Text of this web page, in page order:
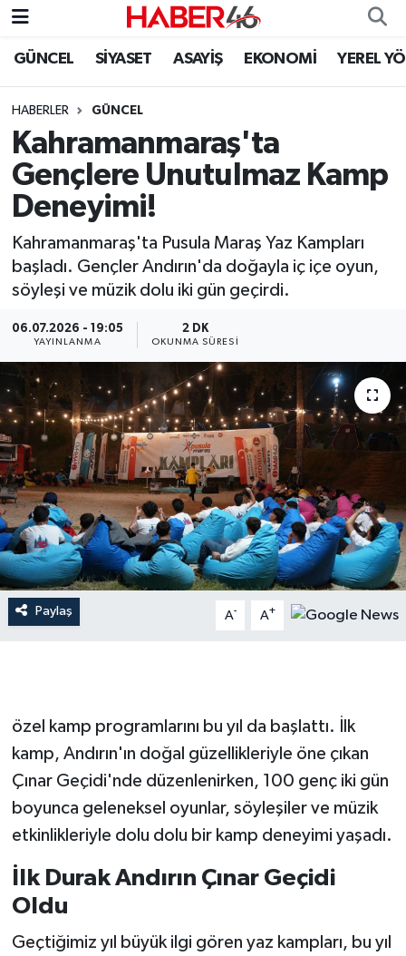
GÜNCEL SİYASET ASAYİŞ EKONOMİ YEREL
HABERLER GÜNCEL
Kahramanmaraş'ta
Gençlere Unutulmaz Kamp
Deneyimi!
Kahramanmaraş'ta Pusula Maraş Yaz Kampları
başladı. Gençler Andırın'da doğayla iç içe oyun,
söyleşi ve müzik dolu iki gün geçirdi.
06.07.2026 - 19:05
YAYINLANMA
2 DK
OKUNMA SÜRESI
Paylaş A- A+
özel kamp programlarını bu yıl da başlattı. İlk
kamp, Andırın'ın doğal güzellikleriyle öne çıkan
Çınar Geçidi'nde düzenlenirken, 100 genç iki gün
boyunca geleneksel oyunlar, söyleşiler ve müzik
etkinlikleriyle dolu dolu bir kamp deneyimi yaşadı.
İlk Durak Andırın Çınar Geçidi
Oldu
Geçtiğimiz yıl büyük ilgi gören yaz kampları, bu yıl
GÜNCEL
SİYASET
EKONOMİ
SPOR
YAŞAM
TEKNOLOJİ
SAĞLIK
EĞİTİM
İLÇE HABERLERİ
KÜLTÜR-SANAT
KSÜ
DÜNYA
ROPORTAJ
KADIN-AİLE
YEREL YÖNETİM
MEDYA
ÜÇÜNCÜ SAYFA
BİLİMNET
Nöbetçi Eczaneler
Hava Durumu
Kahramanmaraş Namaz Vakitleri
Trafik Durumu
Süper Lig Puan Durumu ve Fikstür
Tüm Manşetler
Son Dakika Haberleri
Haber Arşivi